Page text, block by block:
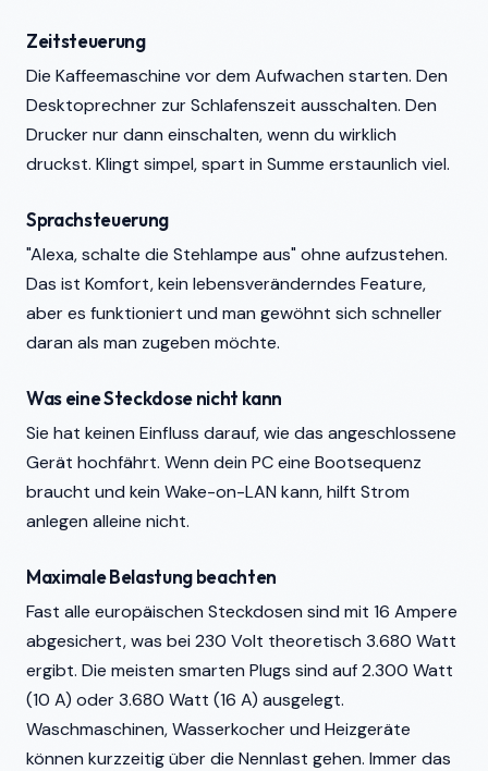
Zeitsteuerung
Die Kaffeemaschine vor dem Aufwachen starten. Den
Desktoprechner zur Schlafenszeit ausschalten. Den
Drucker nur dann einschalten, wenn du wirklich
druckst. Klingt simpel, spart in Summe erstaunlich viel.
Sprachsteuerung
"Alexa, schalte die Stehlampe aus" ohne aufzustehen.
Das ist Komfort, kein lebensveränderndes Feature,
aber es funktioniert und man gewöhnt sich schneller
daran als man zugeben möchte.
Was eine Steckdose nicht kann
Sie hat keinen Einfluss darauf, wie das angeschlossene
Gerät hochfährt. Wenn dein PC eine Bootsequenz
braucht und kein Wake-on-LAN kann, hilft Strom
anlegen alleine nicht.
Maximale Belastung beachten
Fast alle europäischen Steckdosen sind mit 16 Ampere
abgesichert, was bei 230 Volt theoretisch 3.680 Watt
ergibt. Die meisten smarten Plugs sind auf 2.300 Watt
(10 A) oder 3.680 Watt (16 A) ausgelegt.
Waschmaschinen, Wasserkocher und Heizgeräte
können kurzzeitig über die Nennlast gehen. Immer das